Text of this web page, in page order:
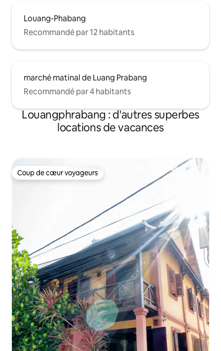
Louang-Phabang
Recommandé par 12 habitants
marché matinal de Luang Prabang
Recommandé par 4 habitants
Louangphrabang : d'autres superbes
locations de vacances
Coup de cœur voyageurs
Coup de cœur voyageurs